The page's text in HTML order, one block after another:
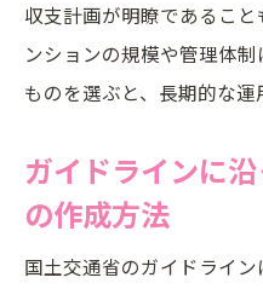
収支計画が明瞭であるこ
ンションの規模や管理体
ものを選ぶと、長期的な運
ガイドラインに
の作成方法
国土交通省のガイドライ